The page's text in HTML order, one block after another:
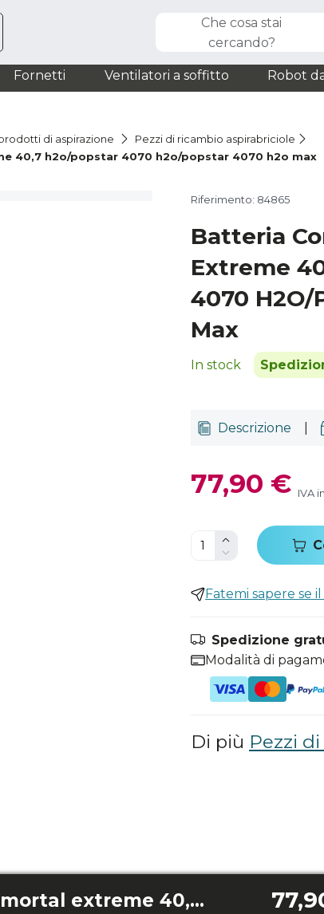
Che cosa stai
cercando?
Fornetti Ventilatori a soffitto Robot
di aspirazione
Pezzi di ricambio aspirabriciole
40,7 h2o/popstar 4070 h2o/popstar 4070 h2o max
Riferimento: 84865
Batteria
Extreme
4070 H2O/
Max
In stock
Descrizione
77,90 € IVA
Fatemi sapere se
Spedizione
Modalità di
Di più Pezzi
Bateria con pcb immortal extreme 40,7 h2o/popstar 4070 h2o/popstar 4070 h2o max